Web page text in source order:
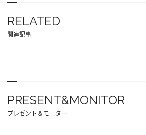
RELATED
関連記事
PRESENT&MONITOR
プレゼント＆モニター